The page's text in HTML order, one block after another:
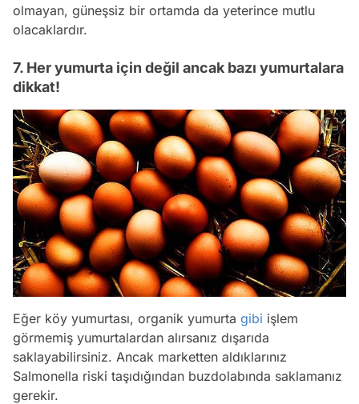
olmayan, güneşsiz bir ortamda da yeterince mutlu
olacaklardır.
7. Her yumurta için değil ancak bazı yumurtalara
dikkat!
Eğer köy yumurtası, organik yumurta gibi işlem
görmemiş yumurtalardan alırsanız dışarıda
saklayabilirsiniz. Ancak marketten aldıklarınız
Salmonella riski taşıdığından buzdolabında saklamanız
gerekir.